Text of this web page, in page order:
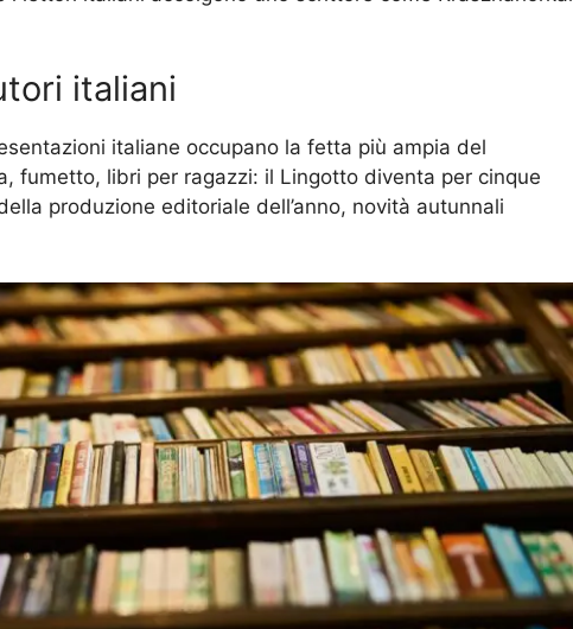
italiani
italiane occupano la fetta più ampia del
fumetto, libri per ragazzi: il Lingotto diventa per cinque
produzione editoriale dell’anno, novità autunnali